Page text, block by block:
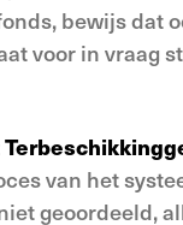
bewijs dat
voor in vraag
van het
geoordeeld,